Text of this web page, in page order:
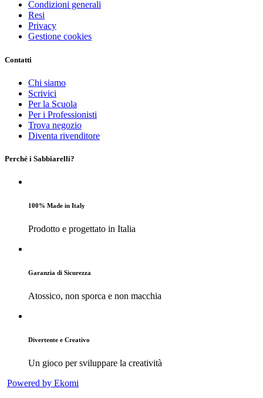
Condizioni generali
Resi
Privacy
Gestione cookies
Contatti
Chi siamo
Scrivici
Per la Scuola
Per i Professionisti
Trova negozio
Diventa rivenditore
Perché i Sabbiarelli?
100% Made in Italy
Prodotto e progettato in Italia
Garanzia di Sicurezza
Atossico, non sporca e non macchia
Divertente e Creativo
Un gioco per sviluppare la creatività
Powered by Ekomi